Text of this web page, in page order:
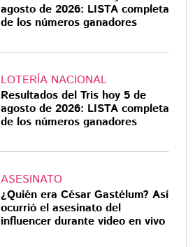
agosto de 2026: LISTA completa
de los números ganadores
LOTERÍA NACIONAL
Resultados del Tris hoy 5 de
agosto de 2026: LISTA completa
de los números ganadores
ASESINATO
¿Quién era César Gastélum? Así
ocurrió el asesinato del
influencer durante video en vivo